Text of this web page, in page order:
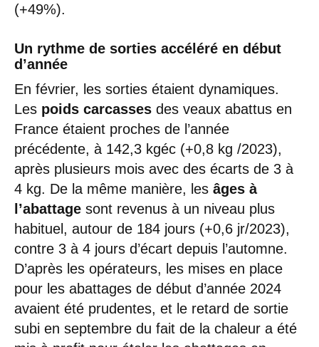
(+49%).
Un rythme de sorties accéléré en début
d’année
En février, les sorties étaient dynamiques.
Les poids carcasses des veaux abattus en
France étaient proches de l’année
précédente, à 142,3 kgéc (+0,8 kg /2023),
après plusieurs mois avec des écarts de 3 à
4 kg. De la même manière, les âges à
l’abattage sont revenus à un niveau plus
habituel, autour de 184 jours (+0,6 jr/2023),
contre 3 à 4 jours d’écart depuis l’automne.
D’après les opérateurs, les mises en place
pour les abattages de début d’année 2024
avaient été prudentes, et le retard de sortie
subi en septembre du fait de la chaleur a été